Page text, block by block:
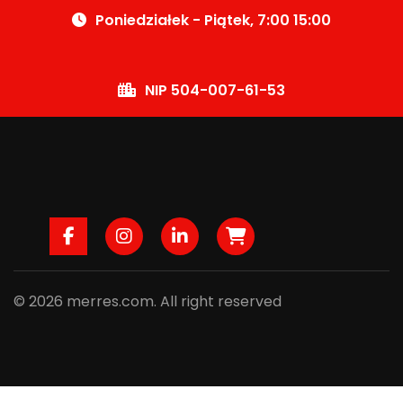
Poniedziałek - Piątek, 7:00 15:00
NIP 504-007-61-53
FacebookInstagram
LinkedInB2B
© 2026 merres.com. All right reserved